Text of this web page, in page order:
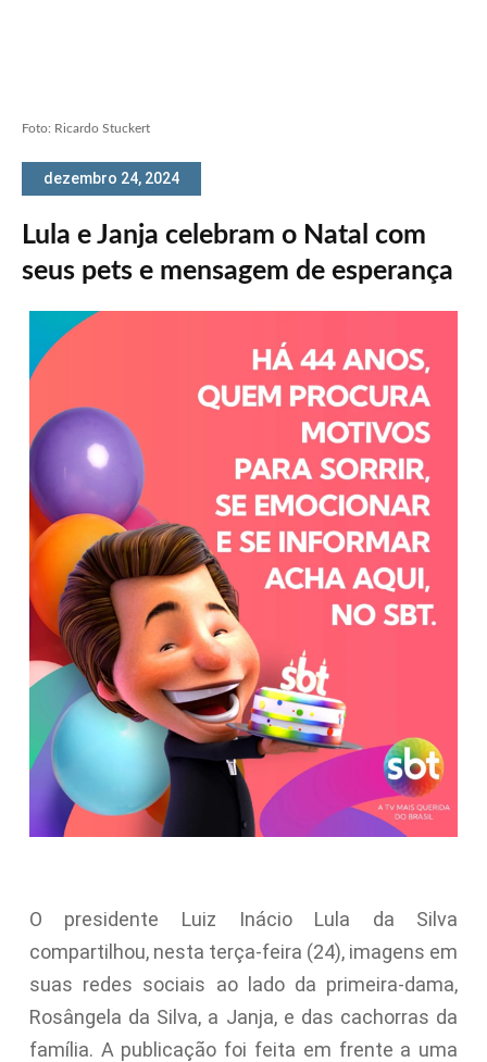
Foto: Ricardo Stuckert
dezembro 24, 2024
Lula e Janja celebram o Natal com
seus pets e mensagem de esperança
O presidente Luiz Inácio Lula da Silva
compartilhou, nesta terça-feira (24), imagens em
suas redes sociais ao lado da primeira-dama,
Rosângela da Silva, a Janja, e das cachorras da
família. A publicação foi feita em frente a uma